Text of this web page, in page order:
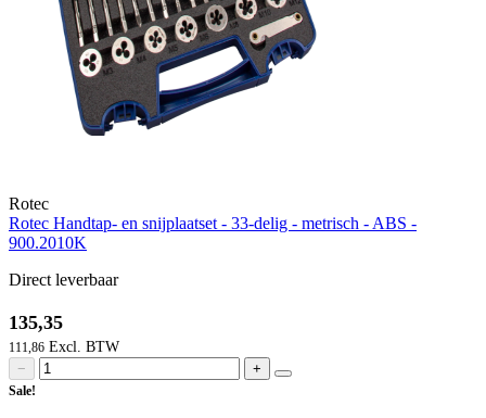
Rotec
Rotec Handtap- en snijplaatset - 33-delig - metrisch - ABS -
900.2010K
Direct leverbaar
135,35
111,86
− +
Sale!